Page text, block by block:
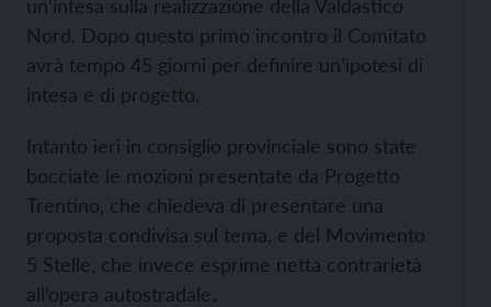
un’intesa sulla realizzazione della Valdastico
Nord. Dopo questo primo incontro il Comitato
avrà tempo 45 giorni per definire un’ipotesi di
intesa e di progetto.
Intanto ieri in consiglio provinciale sono state
bocciate le mozioni presentate da Progetto
Trentino, che chiedeva di presentare una
proposta condivisa sul tema, e del Movimento
5 Stelle, che invece esprime netta contrarietà
all’opera autostradale.